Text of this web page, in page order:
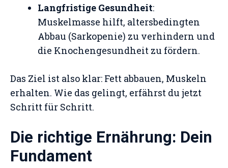
Langfristige Gesundheit:
Muskelmasse hilft, altersbedingten
Abbau (Sarkopenie) zu verhindern und
die Knochengesundheit zu fördern.
Das Ziel ist also klar: Fett abbauen, Muskeln
erhalten. Wie das gelingt, erfährst du jetzt
Schritt für Schritt.
Die richtige Ernährung: Dein
Fundament